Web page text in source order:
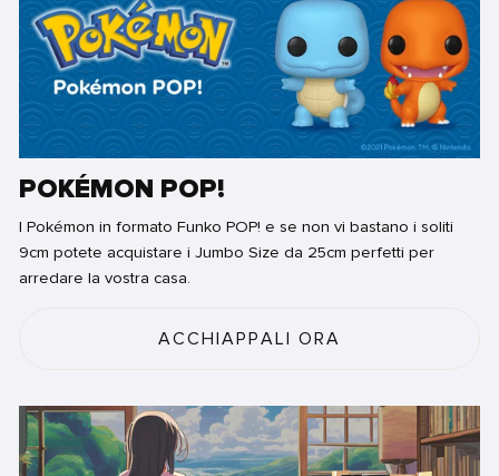
POKÉMON POP!
I Pokémon in formato Funko POP! e se non vi bastano i soliti
9cm potete acquistare i Jumbo Size da 25cm perfetti per
arredare la vostra casa.
ACCHIAPPALI ORA